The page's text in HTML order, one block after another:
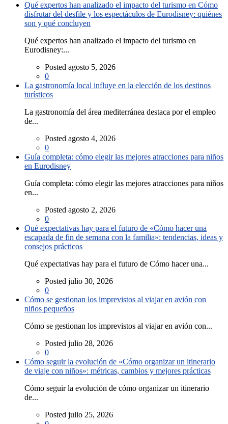
Qué expertos han analizado el impacto del turismo en Cómo
disfrutar del desfile y los espectáculos de Eurodisney: quiénes
son y qué concluyen
Qué expertos han analizado el impacto del turismo en
Eurodisney:...
Posted agosto 5, 2026
0
La gastronomía local influye en la elección de los destinos
turísticos
La gastronomía del área mediterránea destaca por el empleo
de...
Posted agosto 4, 2026
0
Guía completa: cómo elegir las mejores atracciones para niños
en Eurodisney
Guía completa: cómo elegir las mejores atracciones para niños
en...
Posted agosto 2, 2026
0
Qué expectativas hay para el futuro de «Cómo hacer una
escapada de fin de semana con la familia»: tendencias, ideas y
consejos prácticos
Qué expectativas hay para el futuro de Cómo hacer una...
Posted julio 30, 2026
0
Cómo se gestionan los imprevistos al viajar en avión con
niños pequeños
Cómo se gestionan los imprevistos al viajar en avión con...
Posted julio 28, 2026
0
Cómo seguir la evolución de «Cómo organizar un itinerario
de viaje con niños»: métricas, cambios y mejores prácticas
Cómo seguir la evolución de cómo organizar un itinerario
de...
Posted julio 25, 2026